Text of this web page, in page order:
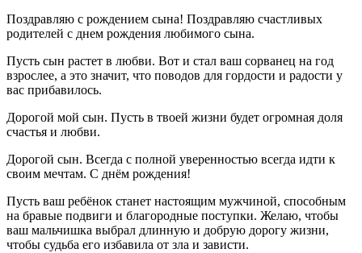
Поздравляю с рождением сына! Поздравляю счастливых
родителей с днем рождения любимого сына.
Пусть сын растет в любви. Вот и стал ваш сорванец на год
взрослее, а это значит, что поводов для гордости и радости у
вас прибавилось.
Дорогой мой сын. Пусть в твоей жизни будет огромная доля
счастья и любви.
Дорогой сын. Всегда с полной уверенностью всегда идти к
своим мечтам. С днём рождения!
Пусть ваш ребёнок станет настоящим мужчиной, способным
на бравые подвиги и благородные поступки. Желаю, чтобы
ваш мальчишка выбрал длинную и добрую дорогу жизни,
чтобы судьба его избавила от зла и зависти.